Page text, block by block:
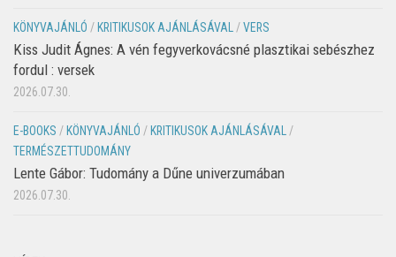
KÖNYVAJÁNLÓ / KRITIKUSOK AJÁNLÁSÁVAL /VERS
Kiss Judit Ágnes: A vén fegyverkovácsné plasztikai sebészhez
fordul : versek
2026.07.30.
E-BOOKS / KÖNYVAJÁNLÓ / KRITIKUSOK AJÁNLÁSÁVAL
/
TERMÉSZETTUDOMÁNY
Lente Gábor: Tudomány a Dűne univerzumában
2026.07.30.